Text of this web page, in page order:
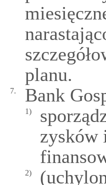
planu.
7. Bank
1)
zysków
2)